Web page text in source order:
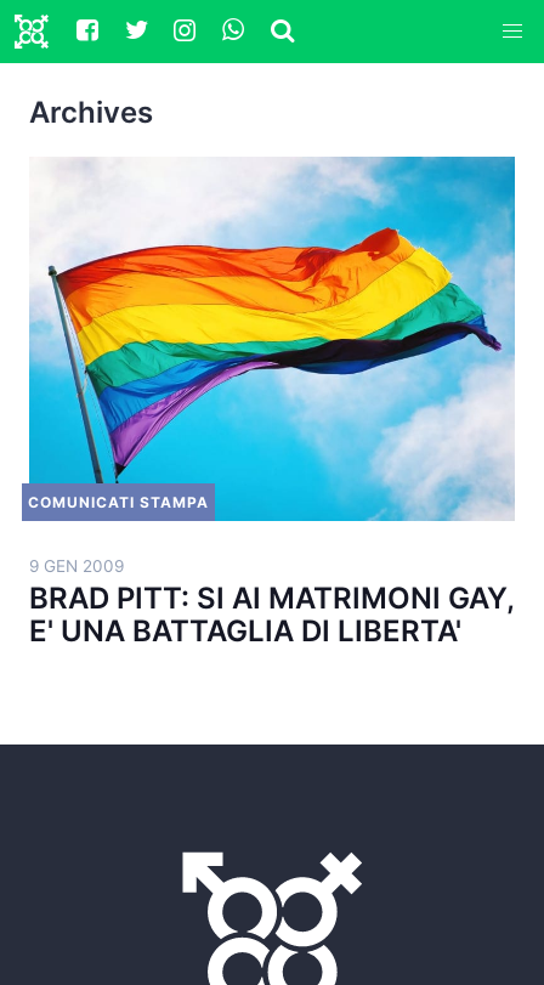
Archives
COMUNICATI STAMPA
9 GEN 2009
BRAD PITT: SI AI MATRIMONI GAY,
E' UNA BATTAGLIA DI LIBERTA'